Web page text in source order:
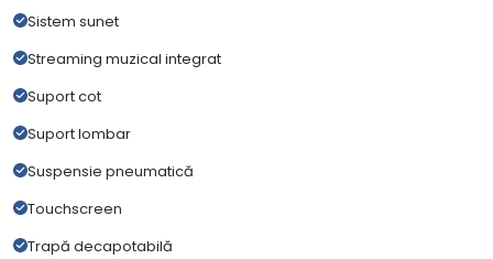
Sistem sunet
Streaming muzical integrat
Suport cot
Suport lombar
Suspensie pneumatică
Touchscreen
Trapă decapotabilă